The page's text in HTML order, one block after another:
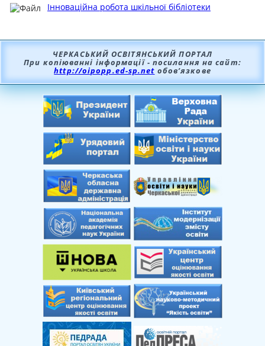
Інноваційна робота шкільної бібліотеки
ЧЕРКАСЬКИЙ ОСВІТЯНСЬКИЙ ПОРТАЛ
При копіюванні інформації - посилання на сайт:
http://oipopp.ed-sp.net обов’язкове